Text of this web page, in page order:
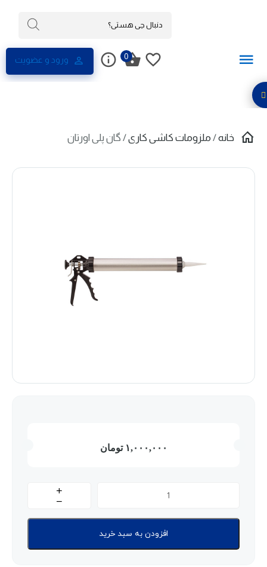
ورود و عضویت 0
خانه/ ملزومات کاشی کاری/ گان پلی اورتان
۱,۰۰۰,۰۰۰ تومان
افزودن به سبد خرید